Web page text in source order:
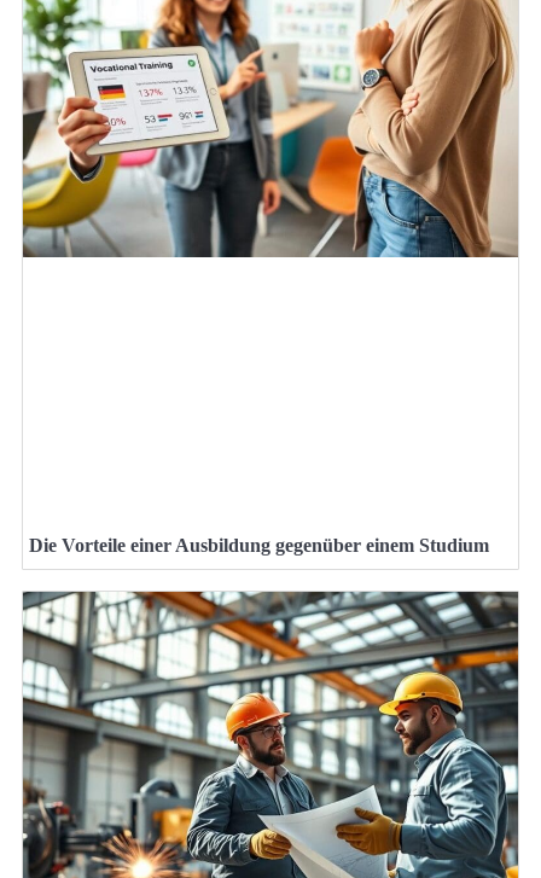
Die Vorteile einer Ausbildung gegenüber einem Studium